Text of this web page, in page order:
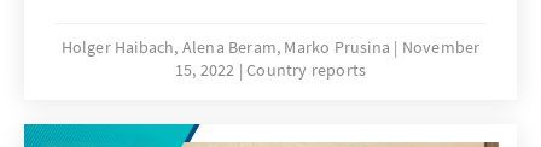
Juristin Nataša Pirc Musar (54).
Holger Haibach, Alena Beram, Marko Prusina
November
15, 2022 Country reports